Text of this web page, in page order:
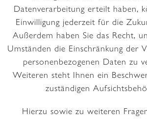
Datenverarbeitung erteilt haben,
Einwilligung jederzeit für die
Außerdem haben Sie das Recht,
Umständen die Einschränkung der
personenbezogenen Daten zu
Weiteren steht Ihnen ein
zuständigen
Hierzu sowie zu weiteren